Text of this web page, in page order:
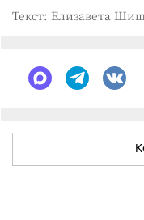
Текст: Елизавета